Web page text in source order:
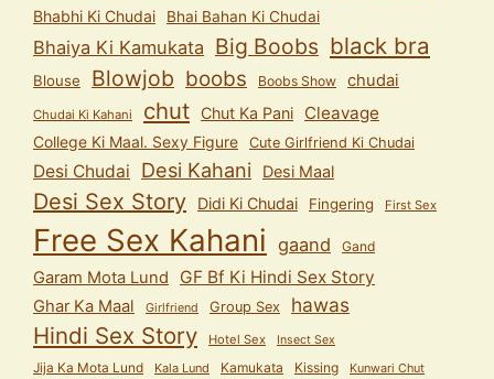
Bhabhi Ki Chudai Bhai Bahan Ki Chudai
Bhaiya Ki Kamukata Big Boobs black bra
Blouse Blowjob boobs Boobs Show chudai
Chudai Ki Kahani chut Chut Ka Pani Cleavage
College Ki Maal. Sexy Figure Cute Girlfriend Ki Chudai
Desi Chudai Desi Kahani Desi Maal
Desi Sex Story Didi Ki Chudai Fingering First Sex
Free Sex Kahani gaand Gand
Garam Mota Lund GF Bf Ki Hindi Sex Story
Ghar Ka Maal Girlfriend Group Sex hawas
Hindi Sex Story Hotel Sex Insect Sex
Jija Ka Mota Lund Kala Lund Kamukata Kissing Kunwari Chut